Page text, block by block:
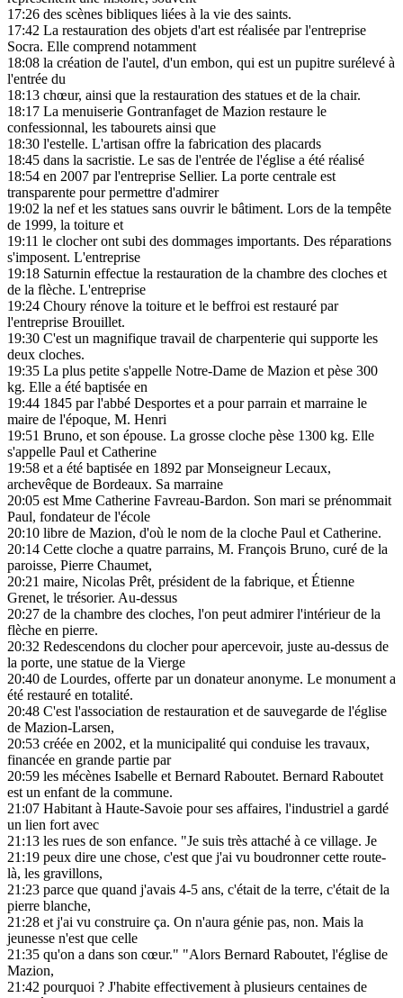
17:26 des scènes bibliques liées à la vie des saints.
17:42 La restauration des objets d'art est réalisée par l'entreprise
Socra. Elle comprend notamment
18:08 la création de l'autel, d'un embon, qui est un pupitre surélevé à
l'entrée du
18:13 chœur, ainsi que la restauration des statues et de la chair.
18:17 La menuiserie Gontranfaget de Mazion restaure le
confessionnal, les tabourets ainsi que
18:30 l'estelle. L'artisan offre la fabrication des placards
18:45 dans la sacristie. Le sas de l'entrée de l'église a été réalisé
18:54 en 2007 par l'entreprise Sellier. La porte centrale est
transparente pour permettre d'admirer
19:02 la nef et les statues sans ouvrir le bâtiment. Lors de la tempête
de 1999, la toiture et
19:11 le clocher ont subi des dommages importants. Des réparations
s'imposent. L'entreprise
19:18 Saturnin effectue la restauration de la chambre des cloches et
de la flèche. L'entreprise
19:24 Choury rénove la toiture et le beffroi est restauré par
l'entreprise Brouillet.
19:30 C'est un magnifique travail de charpenterie qui supporte les
deux cloches.
19:35 La plus petite s'appelle Notre-Dame de Mazion et pèse 300
kg. Elle a été baptisée en
19:44 1845 par l'abbé Desportes et a pour parrain et marraine le
maire de l'époque, M. Henri
19:51 Bruno, et son épouse. La grosse cloche pèse 1300 kg. Elle
s'appelle Paul et Catherine
19:58 et a été baptisée en 1892 par Monseigneur Lecaux,
archevêque de Bordeaux. Sa marraine
20:05 est Mme Catherine Favreau-Bardon. Son mari se prénommait
Paul, fondateur de l'école
20:10 libre de Mazion, d'où le nom de la cloche Paul et Catherine.
20:14 Cette cloche a quatre parrains, M. François Bruno, curé de la
paroisse, Pierre Chaumet,
20:21 maire, Nicolas Prêt, président de la fabrique, et Étienne
Grenet, le trésorier. Au-dessus
20:27 de la chambre des cloches, l'on peut admirer l'intérieur de la
flèche en pierre.
20:32 Redescendons du clocher pour apercevoir, juste au-dessus de
la porte, une statue de la Vierge
20:40 de Lourdes, offerte par un donateur anonyme. Le monument a
été restauré en totalité.
20:48 C'est l'association de restauration et de sauvegarde de l'église
de Mazion-Larsen,
20:53 créée en 2002, et la municipalité qui conduise les travaux,
financée en grande partie par
20:59 les mécènes Isabelle et Bernard Raboutet. Bernard Raboutet
est un enfant de la commune.
21:07 Habitant à Haute-Savoie pour ses affaires, l'industriel a gardé
un lien fort avec
21:13 les rues de son enfance. "Je suis très attaché à ce village. Je
21:19 peux dire une chose, c'est que j'ai vu boudronner cette route-
là, les gravillons,
21:23 parce que quand j'avais 4-5 ans, c'était de la terre, c'était de la
pierre blanche,
21:28 et j'ai vu construire ça. On n'aura génie pas, non. Mais la
jeunesse n'est que celle
21:35 qu'on a dans son cœur." "Alors Bernard Raboutet, l'église de
Mazion,
21:42 pourquoi ? J'habite effectivement à plusieurs centaines de